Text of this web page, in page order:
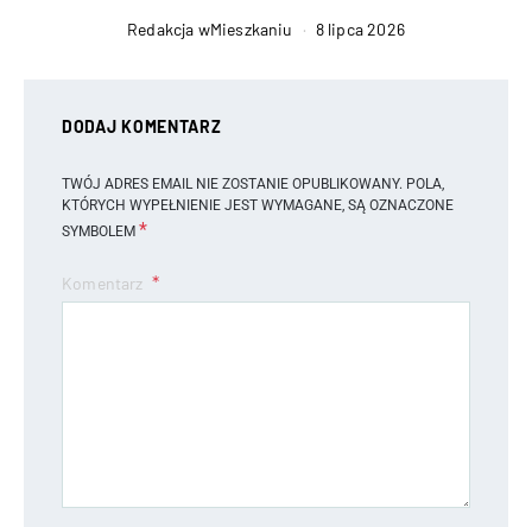
Redakcja wMieszkaniu 8 lipca 2026
DODAJ KOMENTARZ
TWÓJ ADRES EMAIL NIE ZOSTANIE OPUBLIKOWANY. POLA,
KTÓRYCH WYPEŁNIENIE JEST WYMAGANE, SĄ OZNACZONE
SYMBOLEM *
Komentarz